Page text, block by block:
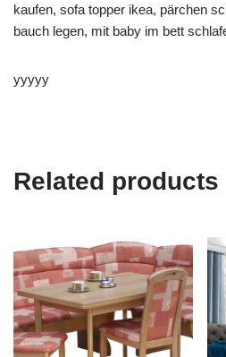
kaufen, sofa topper ikea, pärchen
bauch legen, mit baby im bett
yyyyy
Related products